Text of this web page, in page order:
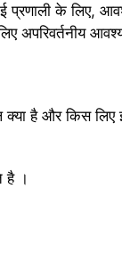
के लिए,
अपरिवर्तनीय
है और किस लिए
है ।